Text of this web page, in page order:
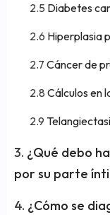
Diabetes
Hiperplasia
Cáncer de
Cálculos en
¿Qué debo
por su parte
¿Cómo se